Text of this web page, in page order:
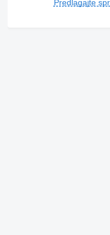
Predlagajte